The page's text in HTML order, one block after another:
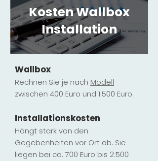
Kosten Wallbox
Installation
Wallbox
Rechnen Sie je nach Modell
zwischen 400 Euro und 1.500 Euro.
Installationskosten
Hängt stark von den
Gegebenheiten vor Ort ab. Sie
liegen bei ca. 700 Euro bis 2.500